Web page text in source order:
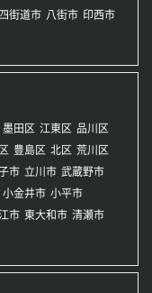
四街道市 八街市 印西市
墨田区 江東区
品川区
豊島区 北区 荒川区
市 立川市 武蔵野市
小金井市 小平市
市 東大和市 清瀬市